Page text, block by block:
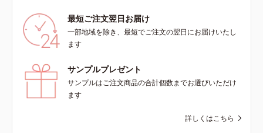
最短ご注文翌日お届け
一部地域を除き、最短でご注文の翌日にお届けいたし
ます
サンプルプレゼント
サンプルはご注文商品の合計個数までお選びいただけ
ます
詳しくはこちら